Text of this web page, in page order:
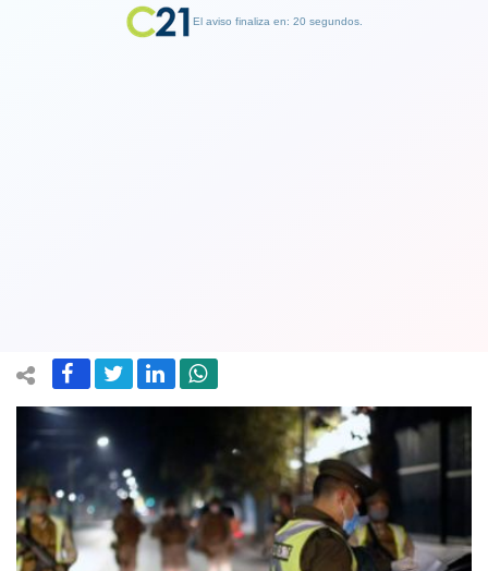
El aviso finaliza en: 19 segundos.